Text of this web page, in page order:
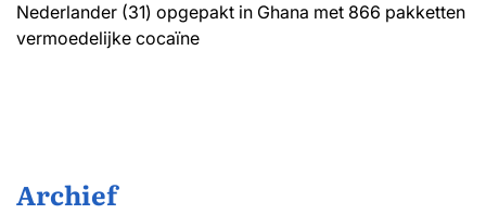
Nederlander (31) opgepakt in Ghana met 866 pakketten
vermoedelijke cocaïne
Archief